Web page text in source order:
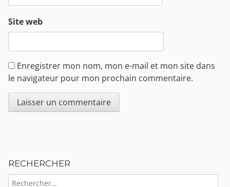
Site web
Enregistrer mon nom, mon e-mail et mon site dans
le navigateur pour mon prochain commentaire.
RECHERCHER
RECHERCHER :